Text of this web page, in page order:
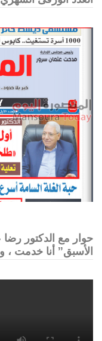
حوار مع الدكتور
الأسبق” أنا خدمت